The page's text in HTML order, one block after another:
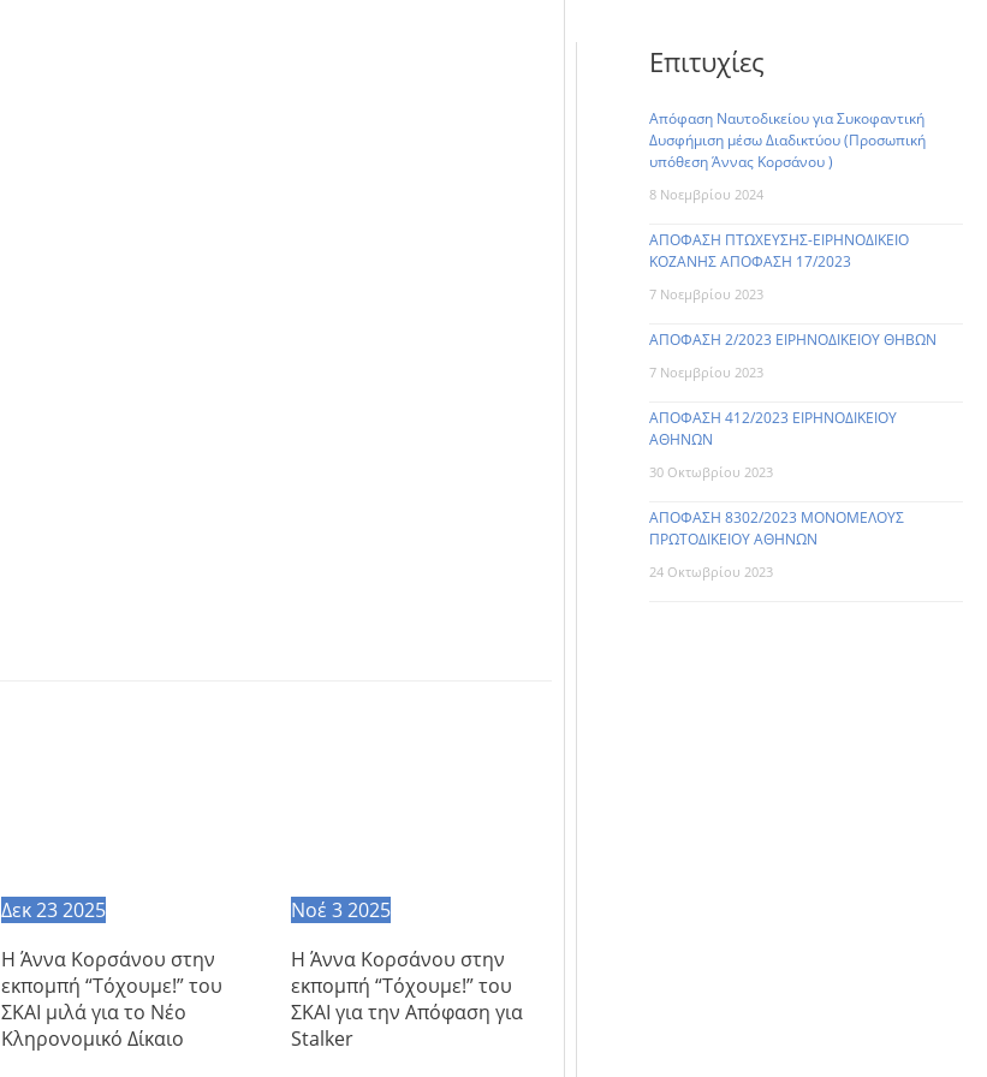
Δεκ 23 2025
Η Άννα Κορσάνου στην
εκπομπή “Τόχουμε!” του
ΣΚΑΙ μιλά για το Νέο
Κληρονομικό Δίκαιο
Νοέ 32025
Η Άννα Κορσάνου στην
εκπομπή “Τόχουμε!” του
ΣΚΑΙ για την Απόφαση για
Stalker
Επιτυχίες
Απόφαση Ναυτοδικείου για Συκοφαντική
Δυσφήμιση μέσω Διαδικτύου (Προσωπική
υπόθεση Άννας Κορσάνου )
8 Νοεμβρίου 2024
ΑΠΟΦΑΣΗ ΠΤΩΧΕΥΣΗΣ-ΕΙΡΗΝΟΔΙΚΕΙΟ
ΚΟΖΑΝΗΣ ΑΠΟΦΑΣΗ 17/2023
7 Νοεμβρίου 2023
ΑΠΟΦΑΣΗ 2/2023 ΕΙΡΗΝΟΔΙΚΕΙΟΥ ΘΗΒΩΝ
7 Νοεμβρίου 2023
ΑΠΟΦΑΣΗ 412/2023 ΕΙΡΗΝΟΔΙΚΕΙΟΥ
ΑΘΗΝΩΝ
30 Οκτωβρίου 2023
ΑΠΟΦΑΣΗ 8302/2023 ΜΟΝΟΜΕΛΟΥΣ
ΠΡΩΤΟΔΙΚΕΙΟΥ ΑΘΗΝΩΝ
24 Οκτωβρίου 2023